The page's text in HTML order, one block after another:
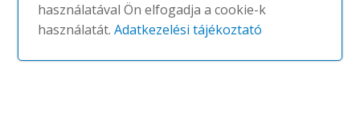
használatával Ön elfogadja a cookie-k
használatát.Adatkezelési tájékoztató